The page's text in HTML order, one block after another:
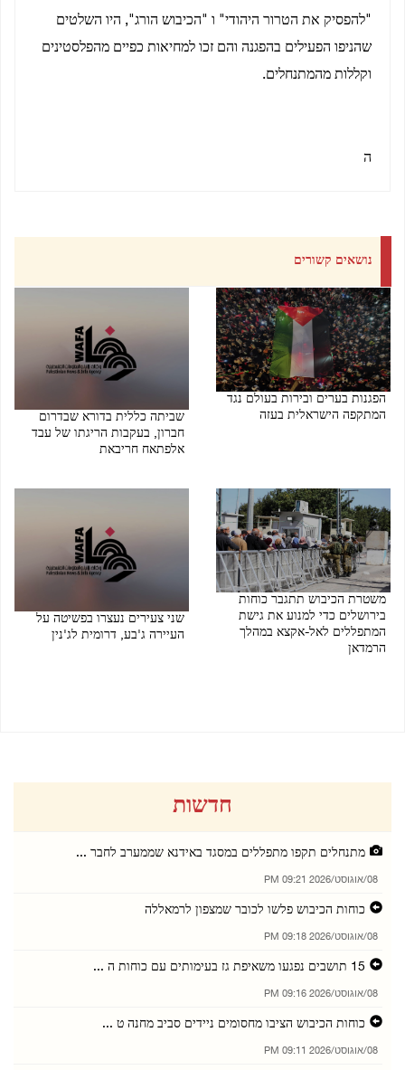
"להפסיק את הטרור היהודי" ו "הכיבוש הורג", היו השלטים
שהניפו הפעילים בהפגנה והם זכו למחיאות כפיים מהפלסטינים
וקללות מהמתנחלים.
ה
נושאים קשורים
הפגנות בערים ובירות בעולם נגד
המתקפה הישראלית בעזה
שביתה כללית בדורא שבדרום
חברון, בעקבות הריגתו של עבד
אלפתאח חריבאת
משטרת הכיבוש תתגבר כוחות
בירושלים כדי למנוע את גישת
המתפללים לאל-אקצא במהלך
הרמדאן
שני צעירים נעצרו בפשיטה על
העיירה ג'בע, דרומית לג'נין
חדשות
מתנחלים תקפו מתפללים במסגד באידנא שממערב לחבר ...
08/אוגוסט/2026 09:21 PM
כוחות הכיבוש פלשו לכובר שמצפון לרמאללה
08/אוגוסט/2026 09:18 PM
15 תושבים נפגעו משאיפת גז בעימותים עם כוחות ה ...
08/אוגוסט/2026 09:16 PM
כוחות הכיבוש הציבו מחסומים ניידים סביב מחנה ט ...
08/אוגוסט/2026 09:11 PM